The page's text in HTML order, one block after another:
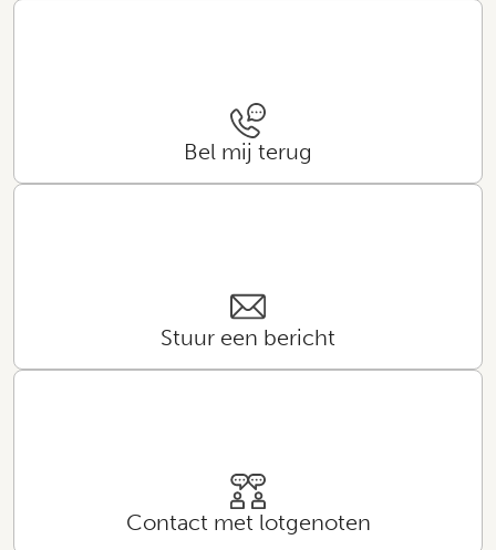
Bel mij terug
Stuur een bericht
Contact met lotgenoten